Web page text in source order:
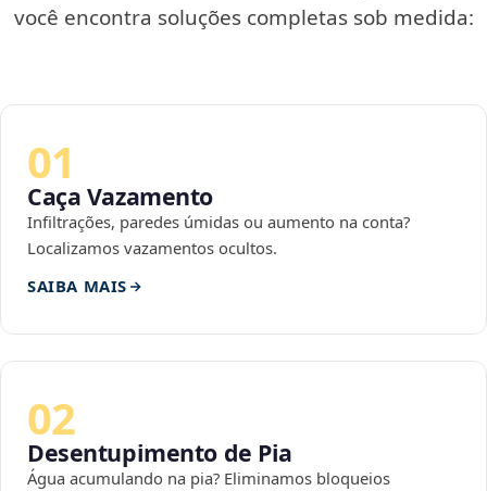
você encontra soluções completas sob medida:
01
Caça Vazamento
Infiltrações, paredes úmidas ou aumento na conta?
Localizamos vazamentos ocultos.
SAIBA MAIS
02
Desentupimento de Pia
Água acumulando na pia? Eliminamos bloqueios